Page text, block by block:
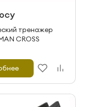
тренажер
CROSS